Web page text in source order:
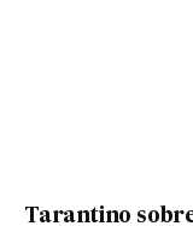
Tarantino